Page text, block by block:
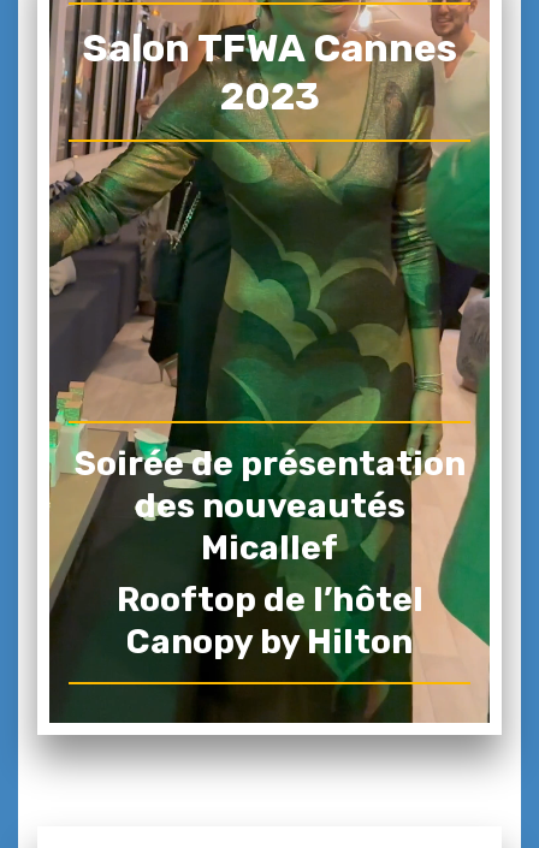
Salon TFWA Cannes
2023
Soirée de présentation
des nouveautés
Micallef
Rooftop de l’hôtel
Canopy by Hilton